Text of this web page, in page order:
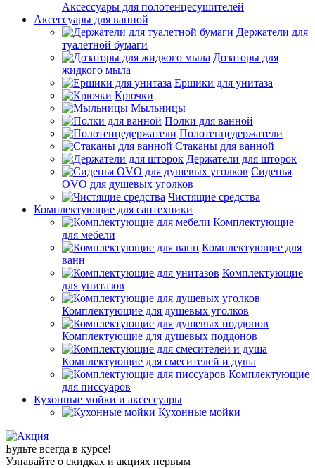
Аксессуары для полотенцесушителей
Аксессуары для ванной
Держатели для
туалетной бумаги
Дозаторы для
жидкого мыла
Ершики для унитаза
Крючки
Мыльницы
Полки для ванной
Полотенцедержатели
Стаканы для ванной
Держатели для шторок
Сиденья
OVO для душевых уголков
Чистящие средства
Комплектующие для сантехники
Комплектующие
для мебели
Комплектующие для
ванн
Комплектующие
для унитазов
Комплектующие для душевых уголков
Комплектующие для душевых поддонов
Комплектующие для смесителей и душа
Комплектующие
для писсуаров
Кухонные мойки и аксессуары
Кухонные мойки
Будьте всегда в курсе!
Узнавайте о скидках и акциях первым